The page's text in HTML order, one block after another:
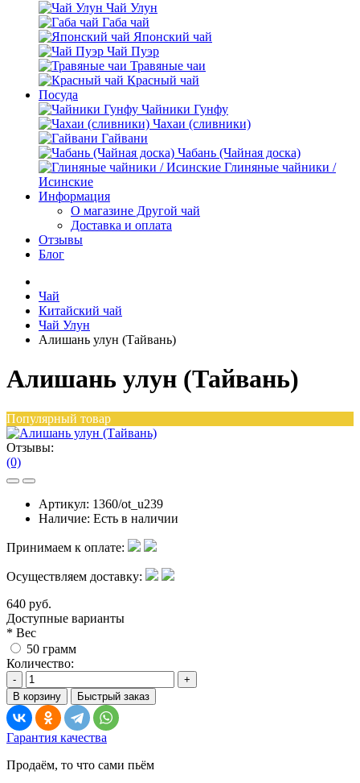
Чай Улун
Габа чай
Японский чай
Чай Пуэр
Травяные чаи
Красный чай
Посуда
Чайники Гунфу
Чахаи (сливники)
Гайвани
Чабань (Чайная доска)
Глиняные чайники /
Исинские
Информация
О магазине Другой чай
Доставка и оплата
Отзывы
Блог
Чай
Китайский чай
Чай Улун
Алишань улун (Тайвань)
Алишань улун (Тайвань)
Популярный товар
Отзывы:
(0)
Артикул: 1360/ot_u239
Наличие: Есть в наличии
Принимаем к оплате:
Осуществляем доставку:
640 руб.
Доступные варианты
* Вес
50 грамм
Количество:
-
+
В корзину
Быстрый заказ
Гарантия качества
Продаём, то что сами пьём